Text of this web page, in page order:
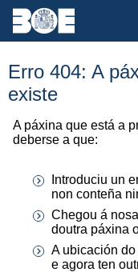
Erro 404: A
existe
A páxina que está a
deberse a que:
Introduciu un
non conteña
Chegou á
doutra páxina
A ubicación
e agora ten